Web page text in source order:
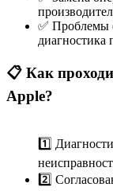
✅ Проблемы
диагностика
📋 Как
Apple?
1️⃣
2️⃣